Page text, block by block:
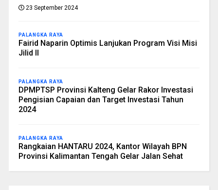
23 September 2024
PALANGKA RAYA
Fairid Naparin Optimis Lanjukan Program Visi Misi
Jilid II
PALANGKA RAYA
DPMPTSP Provinsi Kalteng Gelar Rakor Investasi
Pengisian Capaian dan Target Investasi Tahun
2024
PALANGKA RAYA
Rangkaian HANTARU 2024, Kantor Wilayah BPN
Provinsi Kalimantan Tengah Gelar Jalan Sehat